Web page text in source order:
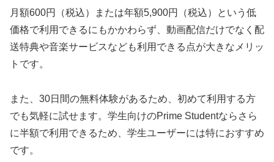
月額600円（税込）または年額5,900円（税込）という低
価格で利用できるにもかかわらず、動画配信だけでなく配
送特典や音楽サービスなども利用できる点が大きなメリッ
トです。
また、30日間の無料体験があるため、初めて利用する方
でも気軽に試せます。学生向けのPrime Studentならさら
に半額で利用できるため、学生ユーザーには特におすすめ
です。